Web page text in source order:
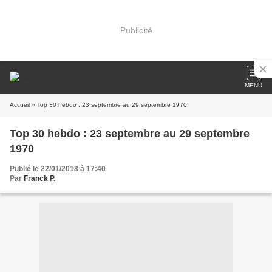
Publicité
MENU
Accueil » Top 30 hebdo : 23 septembre au 29 septembre 1970
Top 30 hebdo : 23 septembre au 29 septembre
1970
Publié le 22/01/2018 à 17:40
Par Franck P.